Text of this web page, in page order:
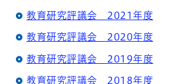
教育研究評議会 2021年度
教育研究評議会 2020年度
教育研究評議会 2019年度
教育研究評議会 2018年度